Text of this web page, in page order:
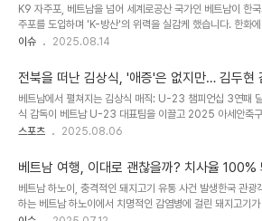
호찌민, 베트남의 국부이자 논란의 인물호찌민 흉상이나 초
트남을 여행하면 흔하고, 해외 정상들도 어김없이 그의 묘소
화한다. 하지만 국제법상 외국이긴 해도 서울 한복판에 들어
에겐 나라의 기틀과 통일의 ..
그 놀라운 이야기
K9 자주포, 베트남을 넘어 세계로공산 국가인 베트남이 한
주포를 도입하며 'K-방산'의 위력을 실감케 했습니다. 한화
이스와의 3500억 원 규모 계약은 K9 자주포의 10번째 수출
무기 판매를 넘어, 한국 방위산업의 글로벌 리더십을 입증하
이정표가 될 것입니다. K9 자주포, 압도적인 성능과 경쟁력
는 세계 자주포 시장의 절반을 차지하며, 경쟁 모델 대비 저
과 실전 경험을 바탕으로 높은 평가를 받고 있습니다. 영하
영상 50도에 이르는 극한 환경에서도 1시간 동안 최대 180
과 정확성을 ..
이슈 2025.08.14
전북을 떠난 김상식, '애증'은 없지만… 김두현
게 전하고 싶은 말
베트남에서 펼쳐지는 김상식 매직: U-23 챔피언십 3연패
식 감독이 베트남 U-23 대표팀을 이끌고 2025 아세안축
(AFF) U-23 챔피언십에서 우승을 차지하며, '김상식 매직'
23 AFF 챔피언십 동시 우승이라는 '더블'을 달성하며 베트남
들을 열광시켰습니다. 이로써 김 감독은 베트남에 U-23 챔
연패라는 압도적인 기록을 선사했습니다. 전북에서의 영광
김상식 감독의 지도자 커리어김상식 감독은 선수 시절 전북
스포츠 2025.08.06
베트남 여행, 이대로 괜찮을까? 치사율 100%
기 유통 사태와 안전 여행 가이드
베트남 하노이, 충격적인 돼지고기 유통 사건 발생한국 관광
하는 베트남 하노이에서 치명적인 감염병에 걸린 돼지고기가